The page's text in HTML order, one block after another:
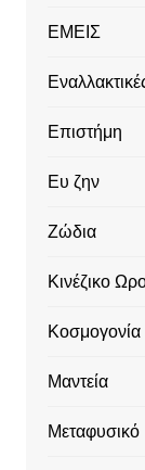
ΕΜΕΙΣ
Επιστήμη
Ευ ζην
Ζώδια
Κινέζικο
Κοσμογονία
Μαντεία
Μεταφυσικό